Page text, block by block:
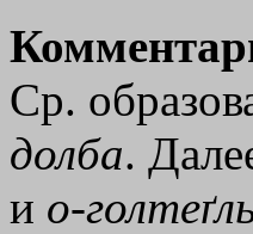
Ср.
долба.
и о-